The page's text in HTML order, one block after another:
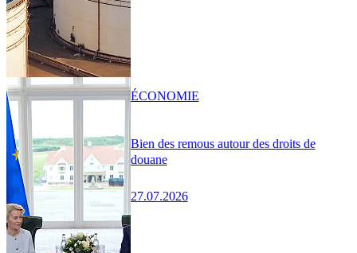
Bien des remous autour des droits de
douane
27.07.2026
ÉCONOMIE